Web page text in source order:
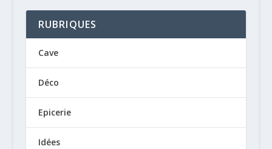
RUBRIQUES
Cave
Déco
Epicerie
Idées